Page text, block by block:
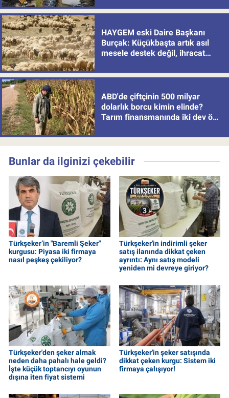
HAYGEM eski Daire Başkanı
Burçak: Küçükbaşta artık asıl
mesele destek değil, ihracat
ABD'de çiftçinin 500 milyar
dolarlık borcu kimin elinde?
Tarım finansmanında iki dev öne
Bunlar da ilginizi çekebilir
Türkşeker’in "Baremli Şeker"
kurgusu: Piyasa iki firmaya
nasıl peşkeş çekiliyor?
Türkşeker'in indirimli şeker
satış ilanında dikkat çeken
ayrıntı: Aynı satış modeli
yeniden mi devreye giriyor?
Türkşeker'den şeker almak
neden daha pahalı hale geldi?
İşte küçük toptancıyı oyunun
dışına iten fiyat sistemi
Türkşeker'in şeker satışında
dikkat çeken kurgu: Sistem iki
firmaya çalışıyor!